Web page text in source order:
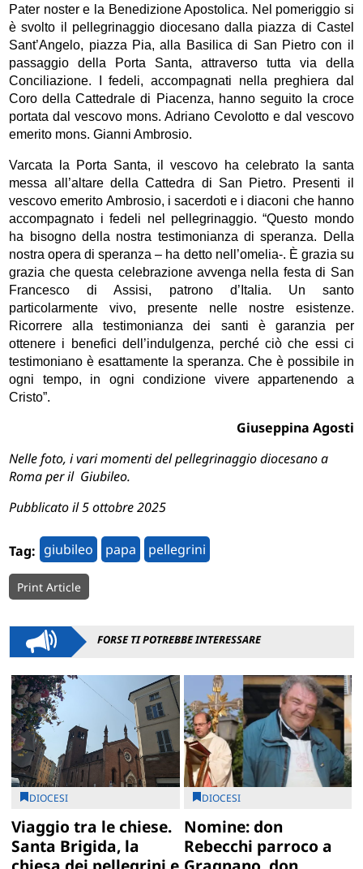
Pater noster e la Benedizione Apostolica. Nel pomeriggio si
è svolto il pellegrinaggio diocesano dalla piazza di Castel
Sant’Angelo, piazza Pia, alla Basilica di San Pietro con il
passaggio della Porta Santa, attraverso tutta via della
Conciliazione. I fedeli, accompagnati nella preghiera dal
Coro della Cattedrale di Piacenza, hanno seguito la croce
portata dal vescovo mons. Adriano Cevolotto e dal vescovo
emerito mons. Gianni Ambrosio.
Varcata la Porta Santa, il vescovo ha celebrato la santa
messa all’altare della Cattedra di San Pietro. Presenti il
vescovo emerito Ambrosio, i sacerdoti e i diaconi che hanno
accompagnato i fedeli nel pellegrinaggio. “Questo mondo
ha bisogno della nostra testimonianza di speranza. Della
nostra opera di speranza – ha detto nell’omelia-. È grazia su
grazia che questa celebrazione avvenga nella festa di San
Francesco di Assisi, patrono d’Italia. Un santo
particolarmente vivo, presente nelle nostre esistenze.
Ricorrere alla testimonianza dei santi è garanzia per
ottenere i benefici dell’indulgenza, perché ciò che essi ci
testimoniano è esattamente la speranza. Che è possibile in
ogni tempo, in ogni condizione vivere appartenendo a
Cristo”.
Giuseppina Agosti
Nelle foto, i vari momenti del pellegrinaggio diocesano a
Roma per il Giubileo.
Pubblicato il 5 ottobre 2025
Tag: giubileo papa pellegrini
Print Article
FORSE TI POTREBBE INTERESSARE
DIOCESI
Viaggio tra le chiese.
Santa Brigida, la
DIOCESI
Nomine: don
Rebecchi parroco a